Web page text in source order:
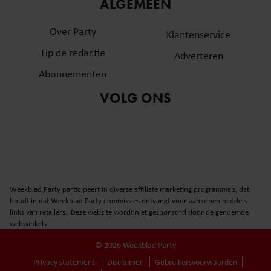
partners kunnen deze gegevens combineren met andere
verzameld op basis van uw gebruik van hun services. U
gaat akkoord met onze cookies als u onze website blijft
ALGEMEEN
Over Party
Tip de redactie
Abonnementen
Klantenservice
Adverteren
VOLG ONS
Weekblad Party participeert in diverse affiliate marketing programma’s, dat
houdt in dat Weekblad Party commissies ontvangt voor aankopen middels
links van retailers. Deze website wordt niet gesponsord door de genoemde
webwinkels.
© 2026 Weekblad Party
Privacy statement
Disclaimer
Gebruikersvoorwaarden